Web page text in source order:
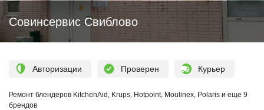
Совинсервис Свиблово
Авторизации Проверен Курьер
Ремонт блендеров KitchenAid, Krups, Hotpoint, Moulinex, Polaris и еще 9
брендов